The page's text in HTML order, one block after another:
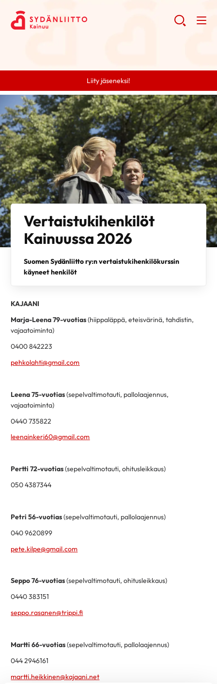
Liity jäseneksi!
Vertaistukihenkilöt
Kainuussa 2026
Suomen Sydänliittory:n vertaistukihenkilökurssin
käyneet henkilöt
KAJAANI
Marja-Leena 79-vuotias(hiippaläppä, eteisvärinä, tahdistin,
vajaatoiminta)
0400 842223
pehkolahti@gmail.com
Leena 75-vuotias(sepelvaltimotauti, pallolaajennus,
vajaatoiminta)
0440 735822
leenainkeri60@gmail.com
Pertti 72-vuotias(sepelvaltimotauti, ohitusleikkaus)
050 4387344
Petri 56-vuotias(sepelvaltimotauti, pallolaajennus)
040 9620899
pete.kilpe@gmail.com
Seppo 76-vuotias(sepelvaltimotauti, ohitusleikkaus)
0440 383151
seppo.rasanen@trippi.fi
Martti 66-vuotias(sepelvaltimotauti, pallolaajennus)
044 2946161
martti.heikkinen@kajaani.net